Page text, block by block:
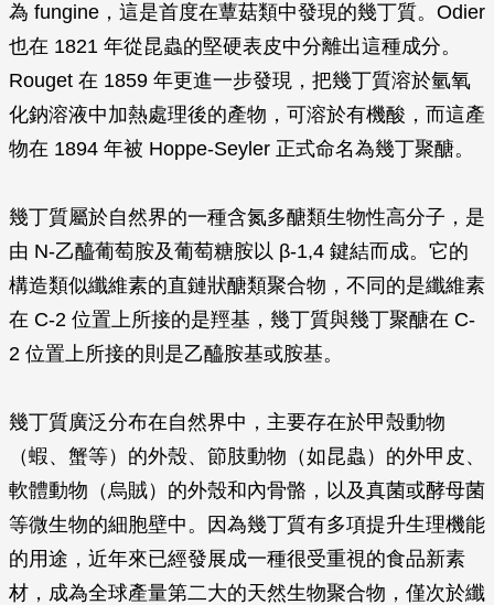
為 fungine，這是首度在蕈菇類中發現的幾丁質。Odier
也在 1821 年從昆蟲的堅硬表皮中分離出這種成分。
Rouget 在 1859 年更進一步發現，把幾丁質溶於氫氧
化鈉溶液中加熱處理後的產物，可溶於有機酸，而這產
物在 1894 年被 Hoppe-Seyler 正式命名為幾丁聚醣。
幾丁質屬於自然界的一種含氮多醣類生物性高分子，是
由 N-乙醯葡萄胺及葡萄糖胺以 β-1,4 鍵結而成。它的
構造類似纖維素的直鏈狀醣類聚合物，不同的是纖維素
在 C-2 位置上所接的是羥基，幾丁質與幾丁聚醣在 C-
2 位置上所接的則是乙醯胺基或胺基。
幾丁質廣泛分布在自然界中，主要存在於甲殼動物
（蝦、蟹等）的外殼、節肢動物（如昆蟲）的外甲皮、
軟體動物（烏賊）的外殼和內骨骼，以及真菌或酵母菌
等微生物的細胞壁中。因為幾丁質有多項提升生理機能
的用途，近年來已經發展成一種很受重視的食品新素
材，成為全球產量第二大的天然生物聚合物，僅次於纖